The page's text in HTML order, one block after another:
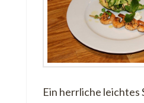
Ein herrliche leichtes